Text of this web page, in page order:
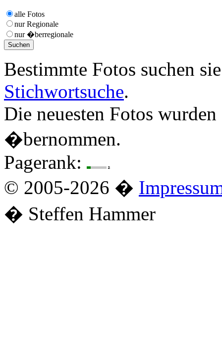
alle Fotos
nur Regionale
nur �berregionale
Bestimmte Fotos suchen
Stichwortsuche.
Die neuesten Fotos
�bernommen.
Pagerank:
© 2005-2026 �
� Steffen Hammer